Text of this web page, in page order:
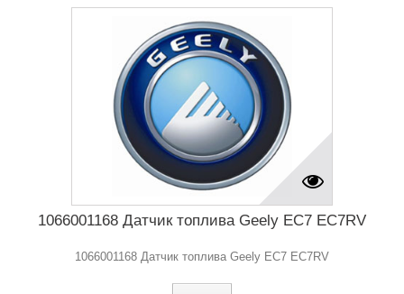
1066001168 Датчик топлива Geely EC7 EC7RV
1066001168 Датчик топлива Geely EC7 EC7RV